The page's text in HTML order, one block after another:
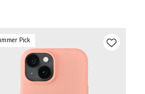
Pick